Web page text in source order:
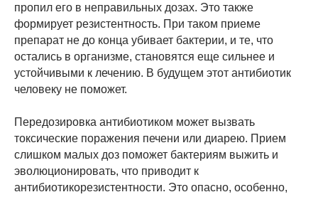
пропил его в неправильных дозах. Это также
формирует резистентность. При таком приеме
препарат не до конца убивает бактерии, и те, что
остались в организме, становятся еще сильнее и
устойчивыми к лечению. В будущем этот антибиотик
человеку не поможет.
Передозировка антибиотиком может вызвать
токсические поражения печени или диарею. Прием
слишком малых доз поможет бактериям выжить и
эволюционировать, что приводит к
антибиотикорезистентности. Это опасно, особенно,